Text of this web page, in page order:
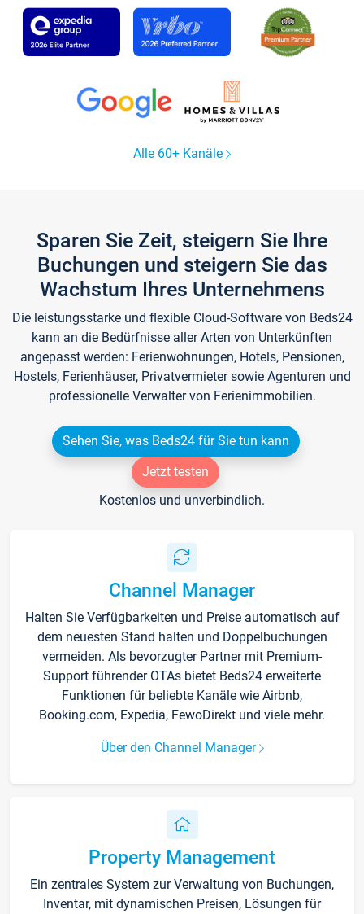
Alle 60+ Kanäle
Sparen Sie Zeit, steigern Sie Ihre
Buchungen und steigern Sie das
Wachstum Ihres Unternehmens
Die leistungsstarke und flexible Cloud-Software von Beds24
kann an die Bedürfnisse aller Arten von Unterkünften
angepasst werden: Ferienwohnungen, Hotels, Pensionen,
Hostels, Ferienhäuser, Privatvermieter sowie Agenturen und
professionelle Verwalter von Ferienimmobilien.
Sehen Sie, was Beds24 für Sie tun kann
Jetzt testen
Kostenlos und unverbindlich.
Channel Manager
Halten Sie Verfügbarkeiten und Preise automatisch auf
dem neuesten Stand halten und Doppelbuchungen
vermeiden. Als bevorzugter Partner mit Premium-
Support führender OTAs bietet Beds24 erweiterte
Funktionen für beliebte Kanäle wie Airbnb,
Booking.com, Expedia, FewoDirekt und viele mehr.
Über den Channel Manager
Property Management
Ein zentrales System zur Verwaltung von Buchungen,
Inventar, mit dynamischen Preisen, Lösungen für